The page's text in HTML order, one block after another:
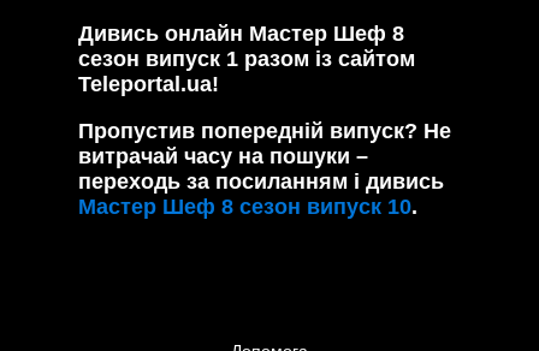
Дивись онлайн Мастер Шеф 8
сезон випуск 1 разом із сайтом
Teleportal.ua!
Пропустив попередній випуск? Не
витрачай часу на пошуки –
переходь за посиланням і дивись
Мастер Шеф 8 сезон випуск 10.